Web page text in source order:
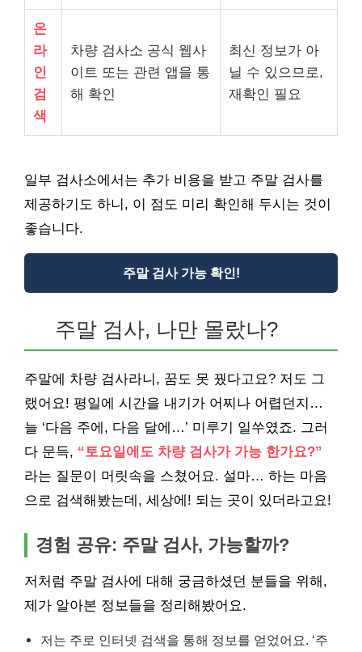
온
라
인
검
색
차량 검사소 공식 웹사
이트 또는 관련 앱을 통
해 확인
최신 정보가 아
닐 수 있으므로,
재확인 필요
일부 검사소에서는 추가 비용을 받고 주말 검사를
제공하기도 하니, 이 점도 미리 확인해 두시는 것이
좋습니다.
주말 검사 가능 확인!
주말 검사, 나만 몰랐나?
주말에 차량 검사라니, 꿈도 못 꿨다고요? 저도 그
랬어요! 평일에 시간을 내기가 어찌나 어렵던지…
늘 ‘다음 주에, 다음 달에…’ 미루기 일쑤였죠. 그러
다 문득, “토요일에도 차량 검사가 가능 한가요?”
라는 질문이 머릿속을 스쳤어요. 설마… 하는 마음
으로 검색해봤는데, 세상에! 되는 곳이 있더라고요!
경험 공유: 주말 검사, 가능할까?
저처럼 주말 검사에 대해 궁금하셨던 분들을 위해,
제가 알아본 정보들을 정리해봤어요.
저는 주로 인터넷 검색을 통해 정보를 얻었어요. ‘주